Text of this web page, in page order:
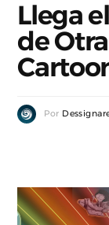
Llega
de
Por